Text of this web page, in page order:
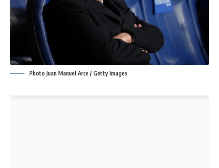
Photo Juan Manuel Arce / Getty Images